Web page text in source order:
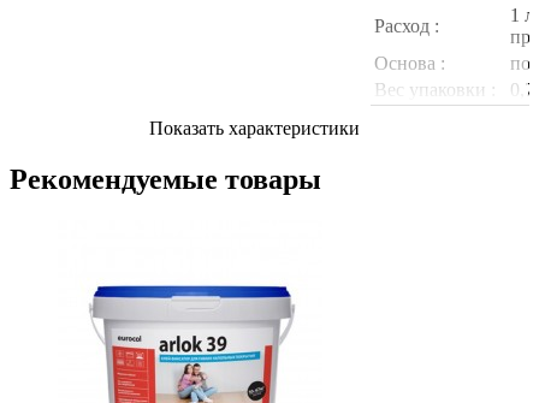
Расход :
1 л
Основа :
Вес упаковки :
0,7
Показать характеристики
Рекомендуемые товары